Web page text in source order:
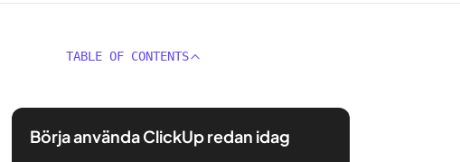
TABLE OF CONTENTS
Börja använda ClickUp redan idag